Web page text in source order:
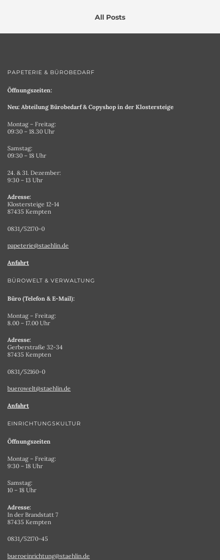
All Posts
PAPETERIE & BÜROBEDARF
Öffnungszeiten:
Neu: Abteilung Bürobedarf & Copyshop in der Klostersteige
Montag – Freitag:
09:30 – 18.30 Uhr
Samstag:
09:30 – 18 Uhr
24. & 31. Dezember:
9:30 – 13 Uhr
Adresse:
Klostersteige 12-14
87435 Kempten
0831/52170-0
papeterie@staehlin.de
Anfahrt
BÜROWELT & VERWALTUNG
Büro (Telefon & E-Mail):
Montag – Freitag:
8.00 – 17.00 Uhr
Adresse:
Gerberstraße 32-34
87435 Kempten
0831/52160-0
buerowelt@staehlin.de
Anfahrt
EINRICHTUNGSKULTUR
Öffnungszeiten
Montag – Freitag:
9:30 – 18 Uhr
Samstag:
10 – 18 Uhr
Adresse:
In der Brandstatt 7
87435 Kempten
0831/52170-45
bueroeinrichtung@staehlin.de